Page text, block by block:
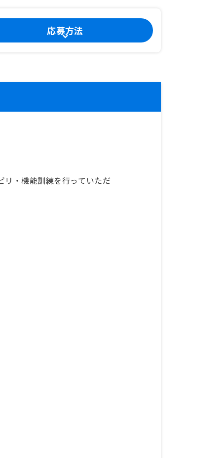
応募方法
・機能訓練を行っていただ